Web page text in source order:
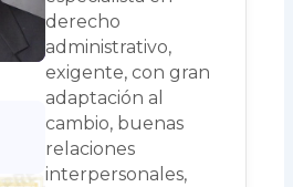
derecho
administrativo,
exigente, con gran
adaptación al
cambio, buenas
relaciones
interpersonales,